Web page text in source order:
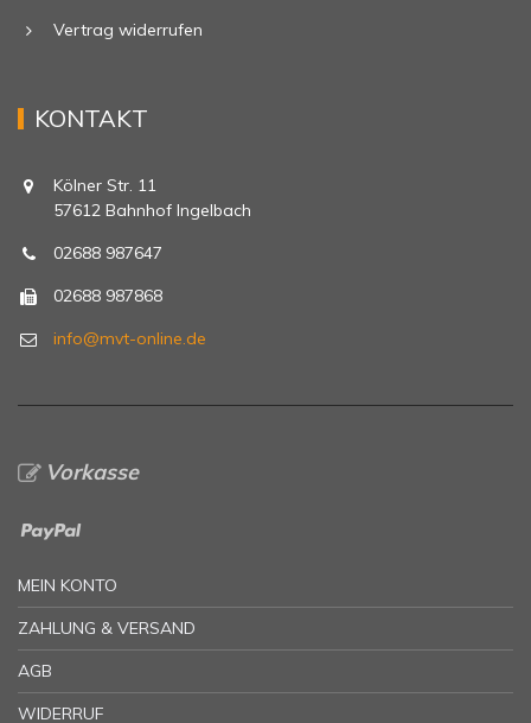
Vertrag widerrufen
KONTAKT
Kölner Str. 11
57612 Bahnhof Ingelbach
02688 987647
02688 987868
info@mvt-online.de
MEIN KONTO
ZAHLUNG & VERSAND
AGB
WIDERRUF
Vorkasse